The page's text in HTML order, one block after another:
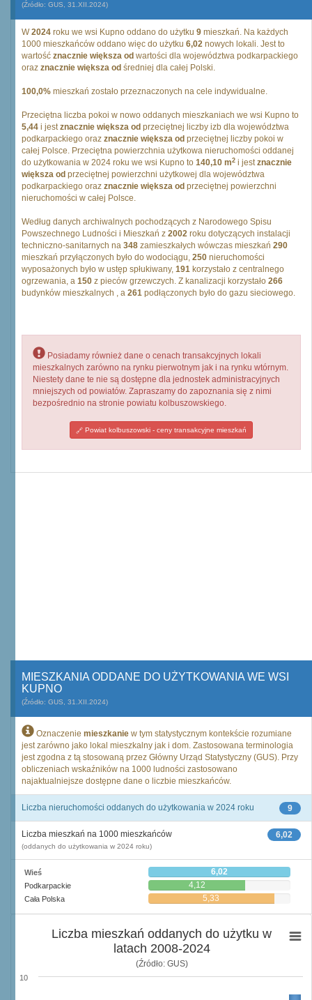
(Źródło: GUS, 31.XII.2024)
W2024 roku we wsi Kupno oddano do użytku 9 mieszkań. Na każdych
1000 mieszkańców oddano więc do użytku 6,02 nowych lokali. Jest to
wartość znacznie większa od wartości dla województwa podkarpackiego
oraz znacznie większa od średniej dla całej Polski.
100,0% mieszkań zostało przeznaczonych na cele indywidualne.
Przeciętna liczba pokoi w nowo oddanych mieszkaniach we wsi Kupno to
5,44 i jestznacznie większa od przeciętnej liczby izb dla województwa
podkarpackiego oraz znacznie większa od przeciętnej liczby pokoi w
całej Polsce. Przeciętna powierzchnia użytkowa nieruchomości oddanej
do użytkowania w 2024 roku we wsi Kupno to 140,10 m2 i jestznacznie
większa od przeciętnej powierzchni użytkowej dla województwa
podkarpackiego oraz znacznie większa od przeciętnej powierzchni
nieruchomości w całej Polsce.
Według danych archiwalnych pochodzących z Narodowego Spisu
Powszechnego Ludności i Mieszkań z 2002 roku dotyczących instalacji
techniczno-sanitarnych na 348 zamieszkałych wówczas mieszkań 290
mieszkań przyłączonych było do wodociągu, 250 nieruchomości
wyposażonych było w ustęp spłukiwany, 191 korzystało z centralnego
ogrzewania, a 150 z pieców grzewczych. Z kanalizacji korzystało 266
budynków mieszkalnych , a 261 podłączonych było do gazu sieciowego.
Posiadamy również dane o cenach transakcyjnych lokali
mieszkalnych zarówno na rynku pierwotnym jak i na rynku wtórnym.
Niestety dane te nie są dostępne dla jednostek administracyjnych
mniejszych od powiatów. Zapraszamy do zapoznania się z nimi
bezpośrednio na stronie powiatu kolbuszowskiego.
Powiat kolbuszowski - ceny transakcyjne mieszkań
MIESZKANIA ODDANE DO UŻYTKOWANIA WE WSI
KUPNO
(Źródło: GUS, 31.XII.2024)
Oznaczenie mieszkanie w tym statystycznym kontekście rozumiane
jest zarówno jako lokal mieszkalny jak i dom. Zastosowana terminologia
jest zgodna z tą stosowaną przez Główny Urząd Statystyczny (GUS). Przy
obliczeniach wskaźników na 1000 ludności zastosowano
najaktualniejsze dostępne dane o liczbie mieszkańców.
9
Liczba nieruchomości oddanych do użytkowania w 2024 roku
6,02
Liczba mieszkań na 1000 mieszkańców
(oddanych do użytkowania w 2024 roku)
Wieś 6,02
Podkarpackie 4,12
Cała Polska 5,33
Liczba mieszkań oddanych do użytku w
latach 2008-2024
(Źródło: GUS)
10